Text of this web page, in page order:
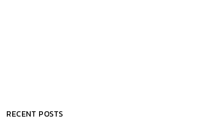
RECENT POSTS